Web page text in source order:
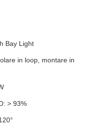
Bay Light
in loop, montare in
> 93%